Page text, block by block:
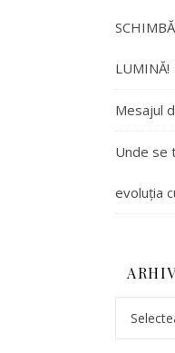
LUMINĂ!
Mesajul
Unde se
evoluția